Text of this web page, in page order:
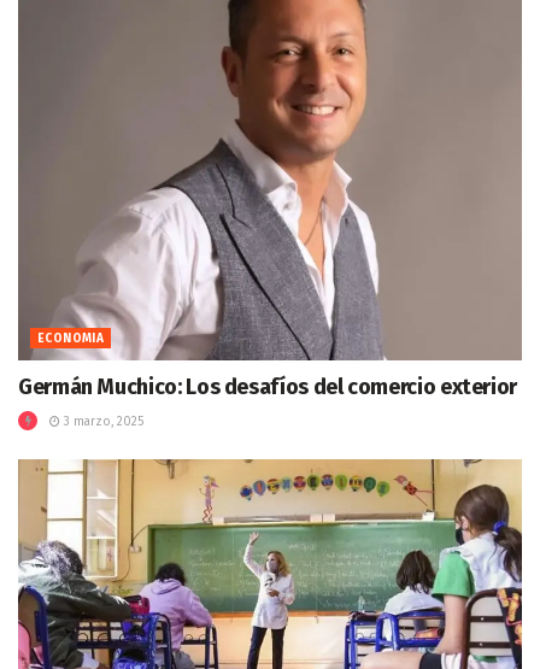
ECONOMIA
Germán Muchico: Los desafíos del comercio exterior
3 marzo, 2025